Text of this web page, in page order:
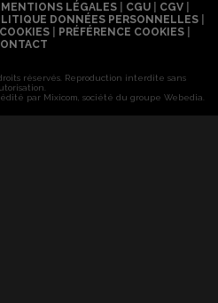
MENTIONS LÉGALES| CGU| CGV|
DONNÉES PERSONNELLES
COOKIES
PRÉFÉRENCE COOKIES
réservés. Reproduction interdite sans
édité par Mixicom, société du groupe Webedia.